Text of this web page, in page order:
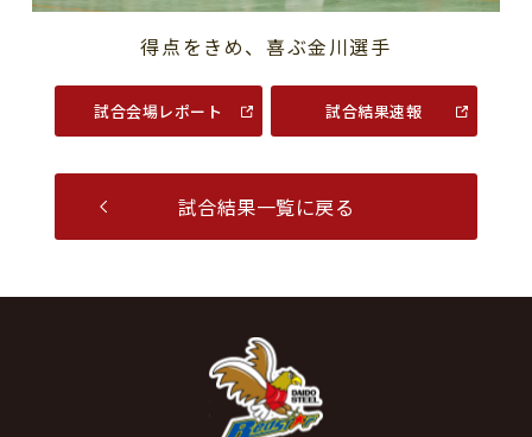
得点をきめ、喜ぶ金川選手
試合会場レポート 試合結果速報
試合結果一覧に戻る